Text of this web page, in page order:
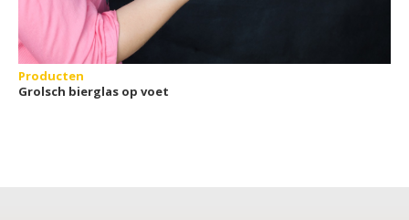
Producten
Grolsch bierglas op voet